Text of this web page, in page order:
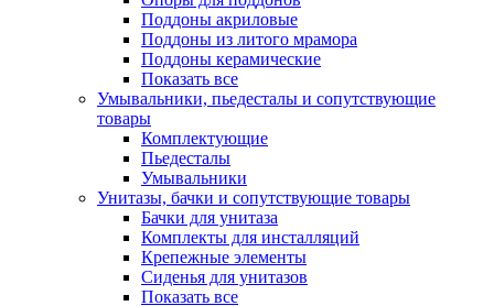
Поддоны акриловые
Поддоны из литого мрамора
Поддоны керамические
Показать все
Умывальники, пьедесталы и сопутствующие
товары
Комплектующие
Пьедесталы
Умывальники
Унитазы, бачки и сопутствующие товары
Бачки для унитаза
Комплекты для инсталляций
Крепежные элементы
Сиденья для унитазов
Показать все